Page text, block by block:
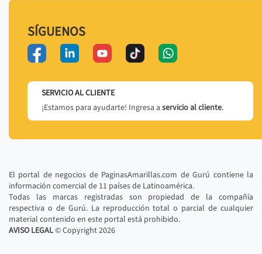
SÍGUENOS
SERVICIO AL CLIENTE
¡Estamos para ayudarte! Ingresa a servicio al cliente.
El portal de negocios de PaginasAmarillas.com de Gurú contiene la
información comercial de 11 países de Latinoamérica.
Todas las marcas registradas son propiedad de la compañía
respectiva o de Gurú. La reproducción total o parcial de cualquier
material contenido en este portal está prohibido.
AVISO LEGAL© Copyright2026